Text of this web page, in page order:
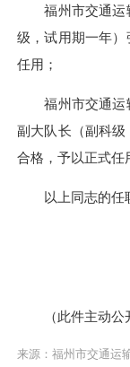
福州市交通
级，试用期一年
任用；
福州市交通运
副大队长（副科
合格，予以正式任
以上同志的任
（此件主动公
来源：福州市交通运